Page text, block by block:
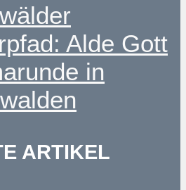
Alde Gott
in
ARTIKEL